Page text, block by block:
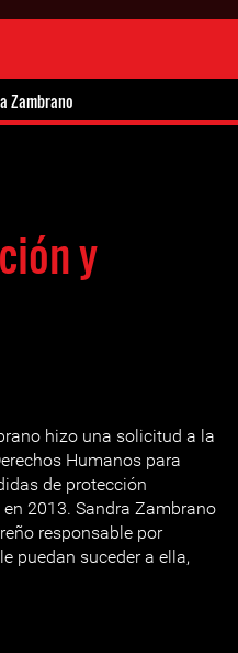
Zambrano
y
hizo una solicitud a la
Humanos para
de protección
2013. Sandra Zambrano
responsable por
puedan suceder a ella,